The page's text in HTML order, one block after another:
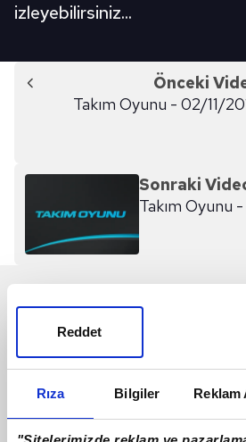
Rıza Bilgiler Reklam
Reddet
izleyebilirsiniz...
Önceki
Takım Oyunu - 02/11/
Sonraki
Takım Oyunu